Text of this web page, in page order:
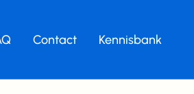
Contact Kennisbank